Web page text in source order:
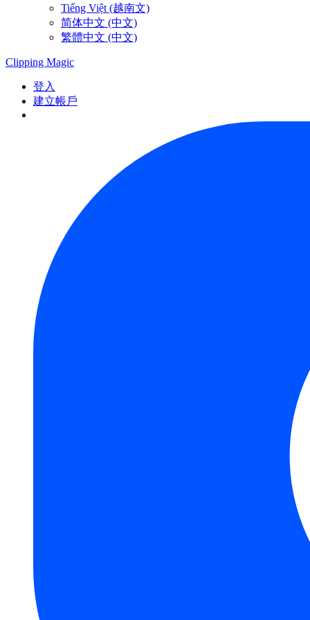
Tiếng Việt (越南文)
简体中文 (中文)
繁體中文 (中文)
Clipping Magic
登入
建立帳戶